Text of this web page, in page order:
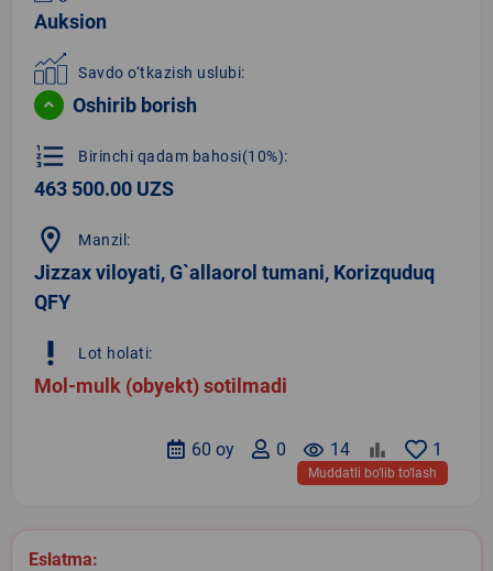
Auksion
Savdo o‘tkazish uslubi:
Oshirib borish
format_list_numbered Birinchi qadam bahosi(10%):
463 500.00 UZS
location_on Manzil:
Jizzax viloyati, G`allaorol tumani, Korizquduq
QFY
priority_high Lot holati:
Mol-mulk (obyekt) sotilmadi
1
remove_red_eye 14
0
60 oy
Muddatli bo‘lib to‘lash
Eslatma: